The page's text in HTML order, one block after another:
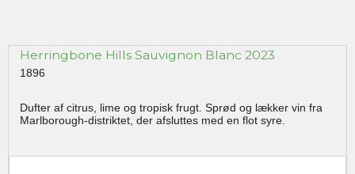
Herringbone Hills Sauvignon Blanc 2023
1896
Dufter af citrus, lime og tropisk frugt. Sprød og lækker vin fra
Marlborough-distriktet, der afsluttes med en flot syre.